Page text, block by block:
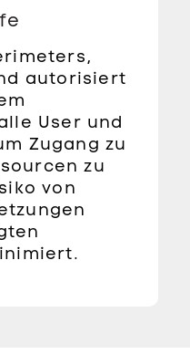
autorisiert
User und
Zugang zu
zu
von